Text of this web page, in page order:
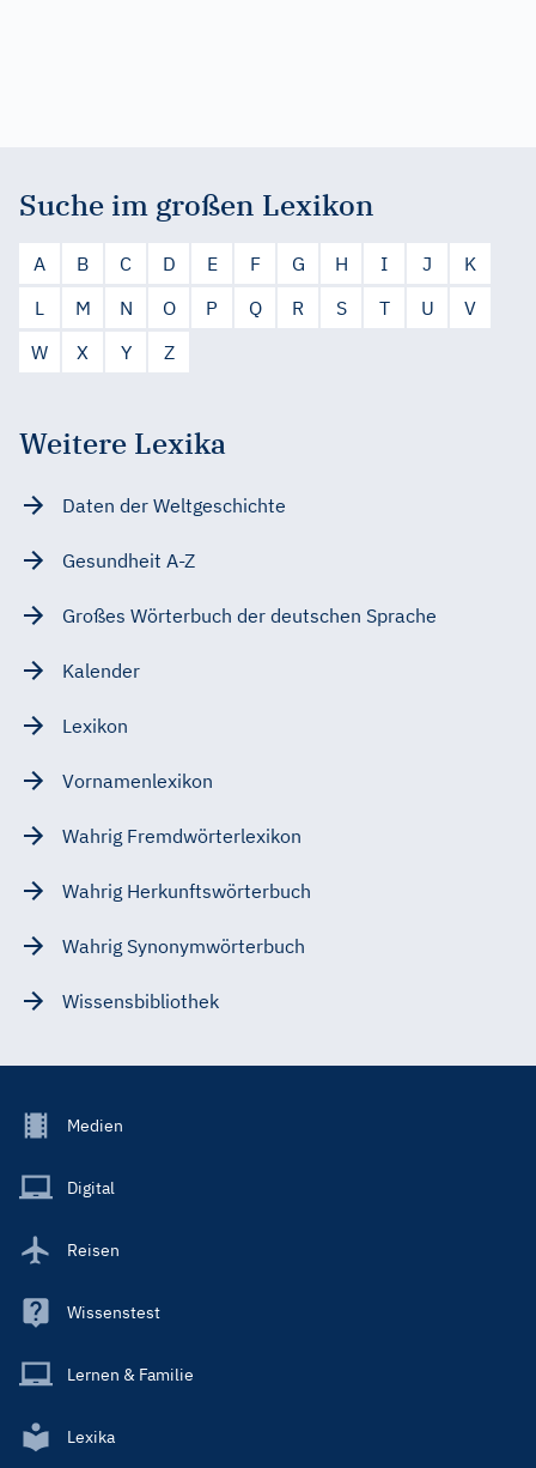
Suche im großen Lexikon
A B C D E F G H I J
K
L
M N O P Q R S T U
V
W
X Y Z
Weitere Lexika
Daten der Weltgeschichte
Gesundheit A-Z
Großes Wörterbuch der deutschen Sprache
Kalender
Lexikon
Vornamenlexikon
Wahrig Fremdwörterlexikon
Wahrig Herkunftswörterbuch
Wahrig Synonymwörterbuch
Wissensbibliothek
Footer
Main
Medien
Digital
Reisen
Wissenstest
Lernen & Familie
Lexika